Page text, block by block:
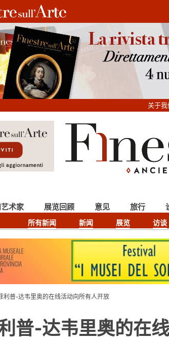
关于我
所有新闻 新闻 展览 访谈
术家 展览回顾 意见 旅行
利普-达韦里奥的在线活动向所有人开放
普-达韦里奥的在